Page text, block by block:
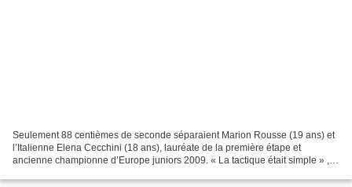
Seulement 88 centièmes de seconde séparaient Marion Rousse (19 ans) et
l’Italienne Elena Cecchini (18 ans), lauréate de la première étape et
ancienne championne d’Europe juniors 2009. « La tactique était simple » ,